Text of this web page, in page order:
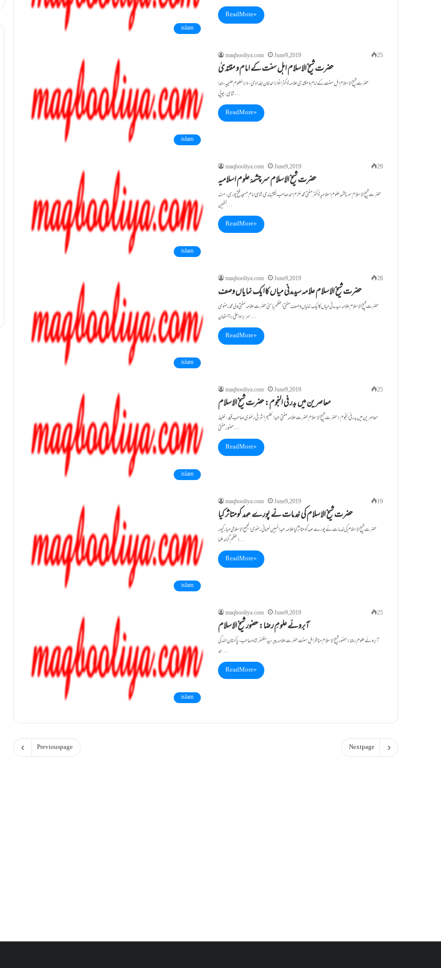
islam
Read More »
islam
maqbooliya.com June 9, 2019 25
حضرت شیخ الاسلام اہل سنت کے امام و مقتدیٰ
حضرت شیخ الاسلام اہل سنت کے امام و مقتدیٰ علامہ ڈاکٹر انوار احمد خان بغدادی، دار العلوم علیمیہ ،جمدا
شاہی،یوپی…
Read More »
islam
maqbooliya.com June 9, 2019 29
حضرت شیخ الاسلام سرچشمۂ علوم اسلامیہ
حضرت شیخ الاسلام سرچشمۂ علوم اسلامیہ ڈاکٹر مفتی محمدمکرم احمد صاحب نقشبندی شاہی امام مسجد فتح پوری ، مسند
نشین…
Read More »
islam
maqbooliya.com June 9, 2019 28
حضرت شیخ الاسلام علامہ سیدمدنی میاں کاایک نمایاں وصف
حضرت شیخ الاسلام علامہ سیدمدنی میاں کاایک نمایاں وصف مفتی اعظم باسنی حضرت علامہ مفتی ولی محمدرضوی
سربراہِ اعلیٰ راجستھان…
Read More »
islam
maqbooliya.com June 9, 2019 25
معاصرین میں بدر فی النجوم: حضرت شیخ الاسلام
معاصرین میں بدر فی النجوم: حضرت شیخ الاسلام حضرت علامہ مفتی عبد الحلیم اشرفی رضوی صاحب قبلہ، خلیفہ
حضور مفتی…
Read More »
islam
maqbooliya.com June 9, 2019 19
حضرت شیخ الاسلام کی خدمات نے پورے عہد کومتاثر کیا
اعظم گڑھ علما…
Read More »
islam
maqbooliya.com June 9, 2019 25
آبروئے علومِ رضا: حضور شیخ الاسلام
آبروئے علومِ رضا: حضور شیخ الاسلام مناظر اہل سنت حضرت علامہ پیر سید مظفر شاہ صاحب ،پاکستان اللہ کی
حمد…
Read More »
Previous page Next page